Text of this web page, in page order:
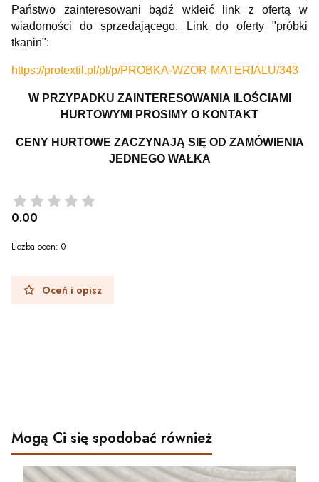
Państwo zainteresowani bądź wkleić link z ofertą w
wiadomości do sprzedającego. Link do oferty "próbki
tkanin":
https://protextil.pl/pl/p/PROBKA-WZOR-MATERIALU/343
W PRZYPADKU ZAINTERESOWANIA ILOŚCIAMI
HURTOWYMI PROSIMY O KONTAKT
CENY HURTOWE ZACZYNAJĄ SIĘ OD ZAMÓWIENIA
JEDNEGO WAŁKA
0.00
Liczba ocen: 0
Oceń i opisz
Mogą Ci się spodobać również